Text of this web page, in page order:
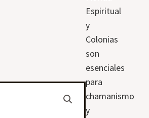
Espiritual
y
Colonias
son
esenciales
para
chamanismo
y